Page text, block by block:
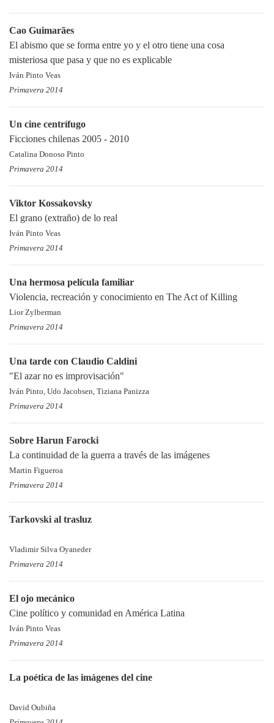
Cao Guimarães
El abismo que se forma entre yo y el otro tiene una cosa
misteriosa que pasa y que no es explicable
Iván Pinto Veas
Primavera 2014
Un cine centrífugo
Ficciones chilenas 2005 - 2010
Catalina Donoso Pinto
Primavera 2014
Viktor Kossakovsky
El grano (extraño) de lo real
Iván Pinto Veas
Primavera 2014
Una hermosa película familiar
Violencia, recreación y conocimiento en The Act of Killing
Lior Zylberman
Primavera 2014
Una tarde con Claudio Caldini
"El azar no es improvisación"
Iván Pinto, Udo Jacobsen, Tiziana Panizza
Primavera 2014
Sobre Harun Farocki
La continuidad de la guerra a través de las imágenes
Martin Figueroa
Primavera 2014
Tarkovski al trasluz
Vladimir Silva Oyaneder
Primavera 2014
El ojo mecánico
Cine político y comunidad en América Latina
Iván Pinto Veas
Primavera 2014
La poética de las imágenes del cine
David Oubiña